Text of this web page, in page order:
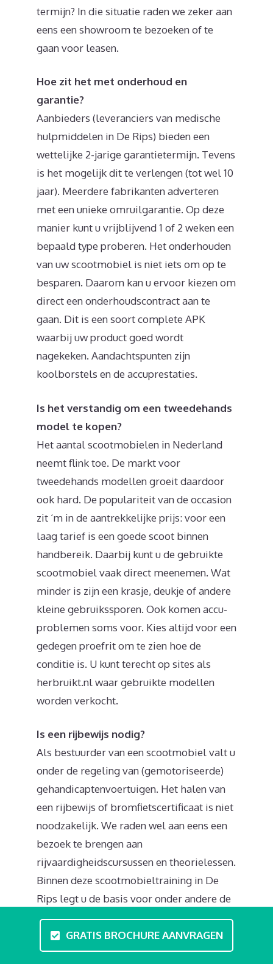
termijn? In die situatie raden we zeker aan
eens een showroom te bezoeken of te
gaan voor leasen.
Hoe zit het met onderhoud en
garantie?
Aanbieders (leveranciers van medische
hulpmiddelen in De Rips) bieden een
wettelijke 2-jarige garantietermijn. Tevens
is het mogelijk dit te verlengen (tot wel 10
jaar). Meerdere fabrikanten adverteren
met een unieke omruilgarantie. Op deze
manier kunt u vrijblijvend 1 of 2 weken een
bepaald type proberen. Het onderhouden
van uw scootmobiel is niet iets om op te
besparen. Daarom kan u ervoor kiezen om
direct een onderhoudscontract aan te
gaan. Dit is een soort complete APK
waarbij uw product goed wordt
nagekeken. Aandachtspunten zijn
koolborstels en de accuprestaties.
Is het verstandig om een tweedehands
model te kopen?
Het aantal scootmobielen in Nederland
neemt flink toe. De markt voor
tweedehands modellen groeit daardoor
ook hard. De populariteit van de occasion
zit ‘m in de aantrekkelijke prijs: voor een
laag tarief is een goede scoot binnen
handbereik. Daarbij kunt u de gebruikte
scootmobiel vaak direct meenemen. Wat
minder is zijn een krasje, deukje of andere
kleine gebruikssporen. Ook komen accu-
problemen soms voor. Kies altijd voor een
gedegen proefrit om te zien hoe de
conditie is. U kunt terecht op sites als
herbruikt.nl waar gebruikte modellen
worden verkocht.
Is een rijbewijs nodig?
Als bestuurder van een scootmobiel valt u
onder de regeling van (gemotoriseerde)
gehandicaptenvoertuigen. Het halen van
een rijbewijs of bromfietscertificaat is niet
noodzakelijk. We raden wel aan eens een
bezoek te brengen aan
rijvaardigheidscursussen en theorielessen.
Binnen deze scootmobieltraining in De
Rips legt u de basis voor onder andere de
regels op de weg en praktische tips om
veilig te rijden. De verkeersregels zijn niet
ingewikkeld: het voertuig mag deelnemen
GRATIS BROCHURE AANVRAGEN